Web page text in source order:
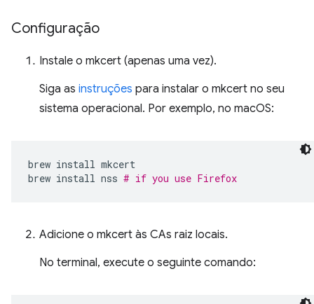
Configuração
Instale o mkcert (apenas uma vez).
Siga as instruções para instalar o mkcert no seu
sistema operacional. Por exemplo, no macOS:
brew install mkcert
brew install nss # if you use Firefox
Adicione o mkcert às CAs raiz locais.
No terminal, execute o seguinte comando: